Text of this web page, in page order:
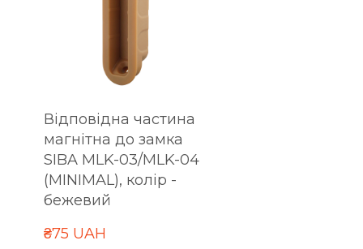
Відповідна частина
магнітна до замка
SIBA MLK-03/MLK-04
(MINIMAL), колір -
бежевий
₴75 UAH